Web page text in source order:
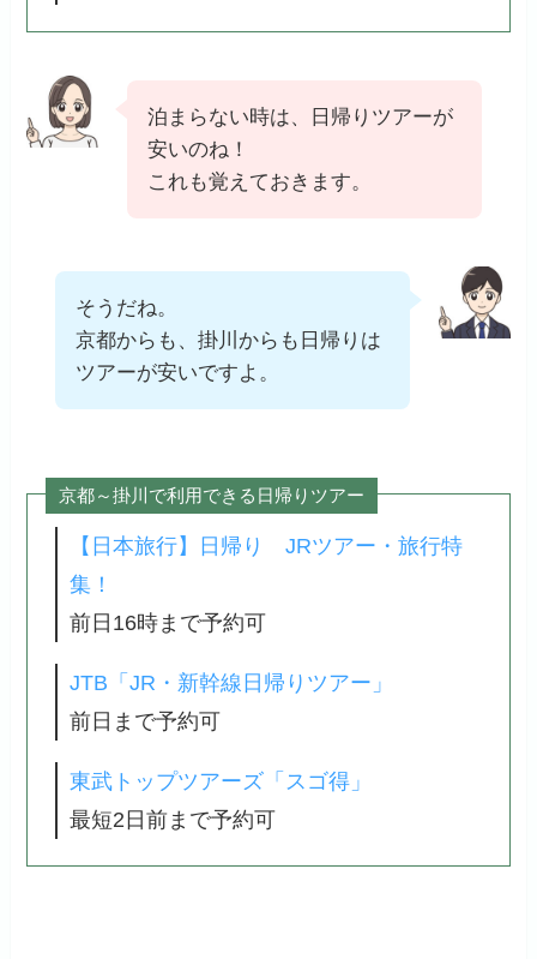
泊まらない時は、日帰りツアーが
安いのね！
これも覚えておきます。
そうだね。
京都からも、掛川からも日帰りは
ツアーが安いですよ。
京都～掛川で利用できる日帰りツアー
【日本旅行】日帰り JRツアー・旅行特
集！
前日16時まで予約可
JTB「JR・新幹線日帰りツアー」
前日まで予約可
東武トップツアーズ「スゴ得」
最短2日前まで予約可